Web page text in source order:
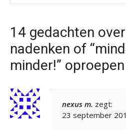
14 gedachten over
nadenken of
minder!”
nexus m. zegt:
23 september